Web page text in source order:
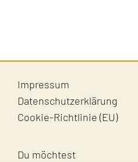
Impressum
Datenschutzerklärung
Cookie-Richtlinie (EU)
Du möchtest